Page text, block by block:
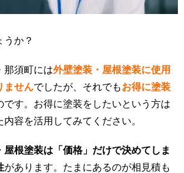
うか？
那須町には外壁塗装・屋根塗装に使用
ませんでしたが、それでもお得に塗装
です。お得に塗装をしたいという方は
容を活用してみてください。
屋根塗装は「価格」だけで決めてしま
があります。たまにあるのが相見積も